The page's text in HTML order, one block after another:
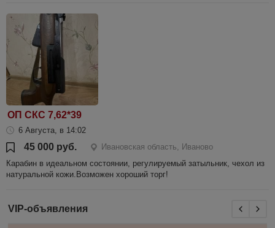
ОП СКС 7,62*39
6 Августа, в 14:02
45 000 руб.
Ивановская область, Иваново
Карабин в идеальном состоянии, регулируемый затыльник, чехол из
натуральной кожи.Возможен хороший торг!
VIP-объявления